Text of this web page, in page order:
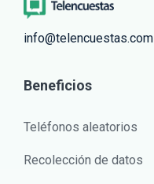
info@telencuestas.com
Beneficios
Teléfonos aleatorios
Recolección de datos